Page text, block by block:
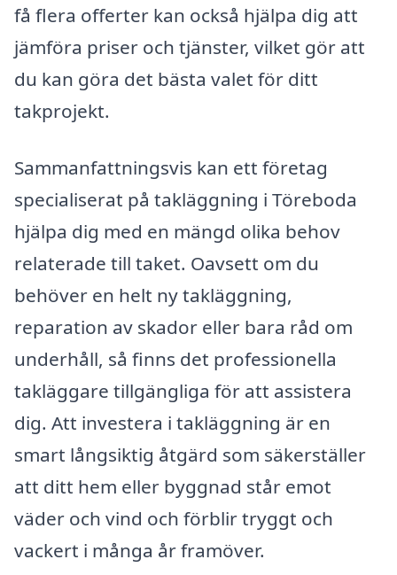
få flera offerter kan också hjälpa dig att
jämföra priser och tjänster, vilket gör att
du kan göra det bästa valet för ditt
takprojekt.
Sammanfattningsvis kan ett företag
specialiserat på takläggning i Töreboda
hjälpa dig med en mängd olika behov
relaterade till taket. Oavsett om du
behöver en helt ny takläggning,
reparation av skador eller bara råd om
underhåll, så finns det professionella
takläggare tillgängliga för att assistera
dig. Att investera i takläggning är en
smart långsiktig åtgärd som säkerställer
att ditt hem eller byggnad står emot
väder och vind och förblir tryggt och
vackert i många år framöver.